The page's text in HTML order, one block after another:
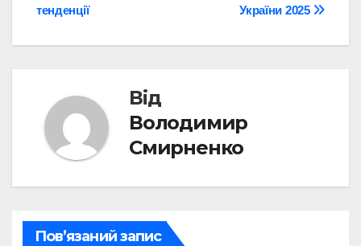
України 2025
тенденції
Від
Володимир
Смирненко
Пов’язаний запис